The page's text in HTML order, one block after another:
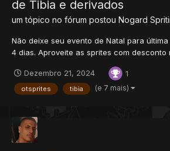
de Tibia e derivados
um tópico no fórum postou Nogard
Não deixe seu evento de Natal para
4 dias. Aproveite as sprites com desconto
Dezembro 21, 2024
1
otsprites tibia (e 7 mais)